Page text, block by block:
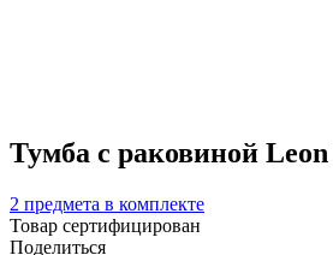
Тумба с раковиной
2 предмета в комплекте
Товар сертифицирован
Поделиться